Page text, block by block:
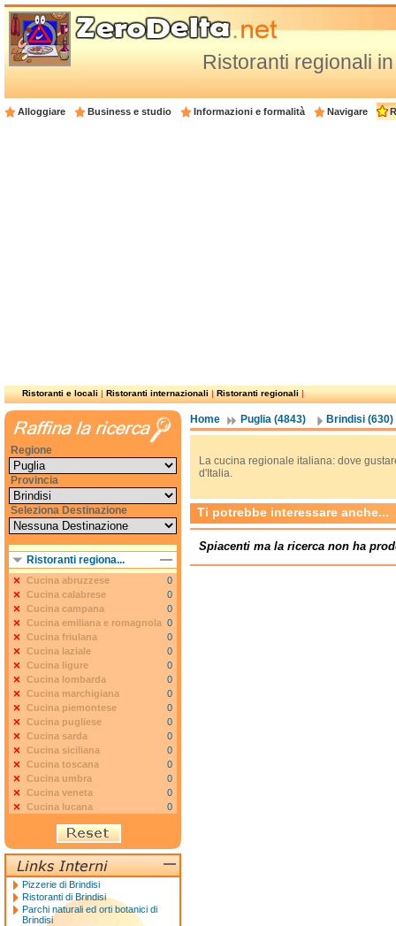
Ristoranti regionali
Alloggiare Business e studio Informazioni e formalità Navigare
Ristoranti e locali|Ristoranti internazionali|Ristoranti regionali|
Home Puglia (4843) Brindisi (630)
La cucina regionale italiana: dove
d'Italia.
Ti potrebbe interessare anche...
Spiacenti ma la ricerca non ha
Regione
Provincia
Seleziona Destinazione
Ristoranti regiona...
Cucina abruzzese
0
Cucina calabrese
0
Cucina campana
0
Cucina emiliana e romagnola 0
Cucina friulana
0
Cucina laziale
0
Cucina ligure
0
Cucina lombarda
0
Cucina marchigiana
0
Cucina piemontese
0
Cucina pugliese
0
Cucina sarda
0
Cucina siciliana
0
Cucina toscana
0
Cucina umbra
0
Cucina veneta
0
Cucina lucana
0
Pizzerie di Brindisi
Ristoranti di Brindisi
Parchi naturali ed orti botanici di
Brindisi